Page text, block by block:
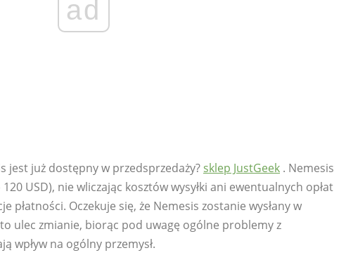
ad
jest już dostępny w przedsprzedaży? sklep JustGeek . Nemesis
USD), nie wliczając kosztów wysyłki ani ewentualnych opłat
płatności. Oczekuje się, że Nemesis zostanie wysłany w
ulec zmianie, biorąc pod uwagę ogólne problemy z
wpływ na ogólny przemysł.